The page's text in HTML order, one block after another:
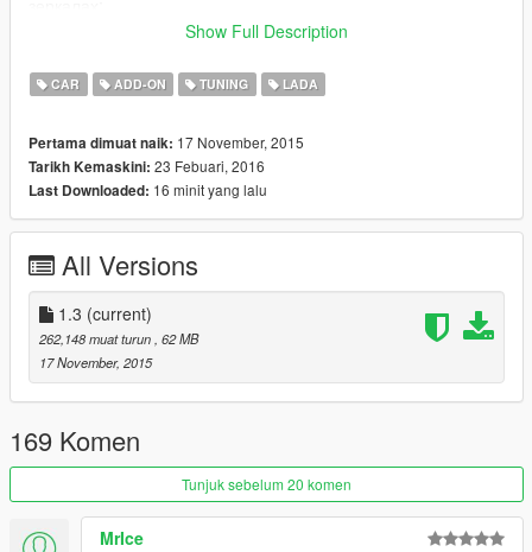
Tuning / Имеется тюнинг
Changes in version 1.1: / Изменения в версии 1.1:
Changes in version 1.2: / Изменения в версии 1.2:
Fixed the missing of tuning in the Add-on version /
thanks todarewnoo)
Fixed incorrect display of broken glass / Исправлено
некорректное отображение разбитых стекл
Minor fixes / Мелкие исправления.
Changes in version 1.3: / Изменения в версии 1.3:
Added Low-poly Lods( for optimization purposes) /
Добавлены Low-poly лоды( в целях оптимизации);
Show Full Description
CAR ADD-ON TUNING LADA
Pertama dimuat naik: 17 November, 2015
Tarikh Kemaskini: 23 Febuari, 2016
Last Downloaded: 16 minit yang lalu
All Versions
1.3 (current)
262,148 muat turun , 62 MB
17 November, 2015
169 Komen
Tunjuk sebelum 20 komen
MrIce